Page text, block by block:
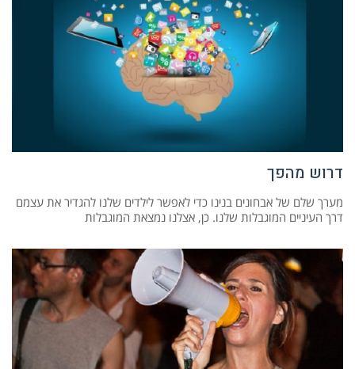
דרוש מהפך
מערך שלם של אבחונים בנינו כדי לאפשר לילדים שלנו להגדיר את עצמם
דרך העיניים המוגבלות שלנו. כן, אצלנו נמצאת המוגבלות